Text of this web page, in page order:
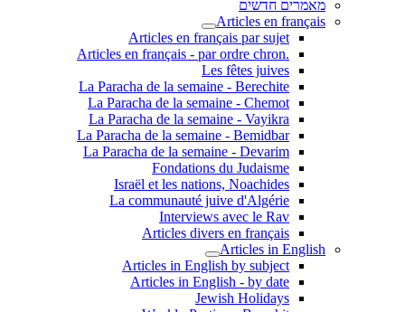
מאמרים חדשים
Articles en français
Articles en français par sujet
.Articles en français - par ordre chron
Les fêtes juives
La Paracha de la semaine - Berechite
La Paracha de la semaine - Chemot
La Paracha de la semaine - Vayikra
La Paracha de la semaine - Bemidbar
La Paracha de la semaine - Devarim
Fondations du Judaisme
Israël et les nations, Noachides
La communauté juive d'Algérie
Interviews avec le Rav
Articles divers en français
Articles in English
Articles in English by subject
Articles in English - by date
Jewish Holidays